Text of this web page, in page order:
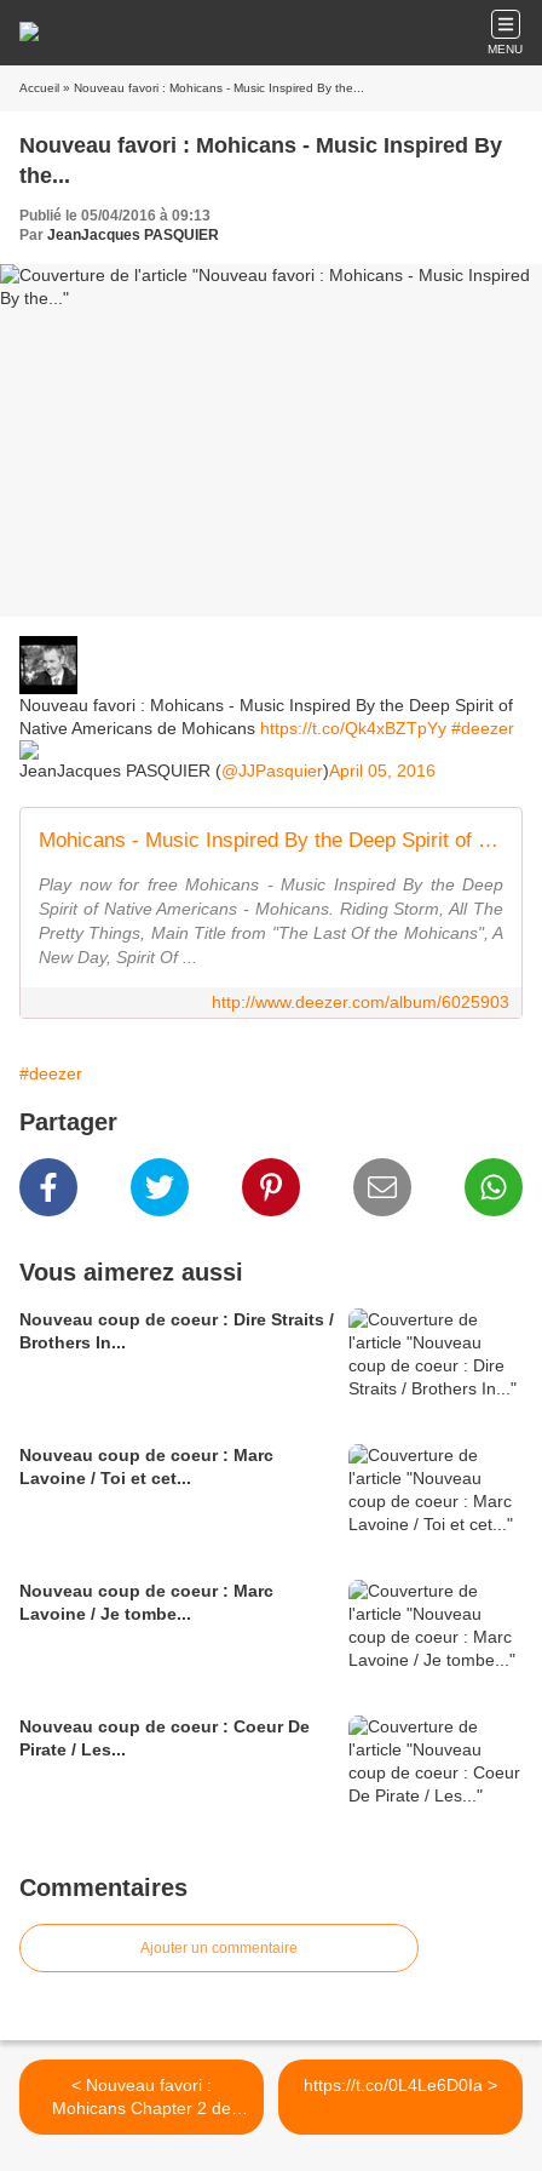
MENU
Accueil » Nouveau favori : Mohicans - Music Inspired By the...
Nouveau favori : Mohicans - Music Inspired By
the...
Publié le 05/04/2016 à 09:13
Par JeanJacques PASQUIER
Nouveau favori : Mohicans - Music Inspired By the Deep Spirit of
Native Americans de Mohicans https://t.co/Qk4xBZTpYy #deezer
JeanJacques PASQUIER (@JJPasquier)April 05, 2016
Mohicans - Music Inspired By the Deep Spirit of Native Americans
Play now for free Mohicans - Music Inspired By the Deep
Spirit of Native Americans - Mohicans. Riding Storm, All The
Pretty Things, Main Title from "The Last Of the Mohicans", A
New Day, Spirit Of ...
http://www.deezer.com/album/6025903
#deezer
Partager
Vous aimerez aussi
Nouveau coup de coeur : Dire Straits /
Brothers In...
Nouveau coup de coeur : Marc
Lavoine / Toi et cet...
Nouveau coup de coeur : Marc
Lavoine / Je tombe...
Nouveau coup de coeur : Coeur De
Pirate / Les...
Commentaires
Ajouter un commentaire
< Nouveau favori :
Mohicans Chapter 2 de
Mohicans...
https://t.co/0L4Le6D0Ia >